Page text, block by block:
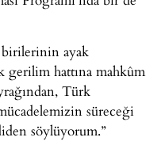
ayak
gerilim hattına mahkûm
Türk
süreceği
söylüyorum.”